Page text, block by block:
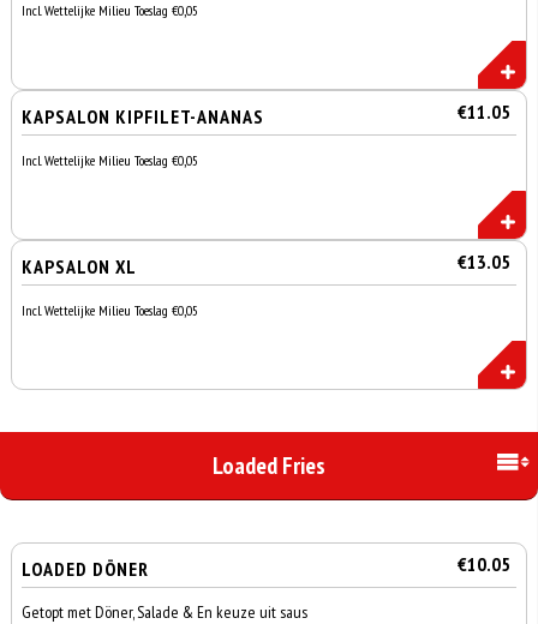
Incl. Wettelijke Milieu Toeslag €0,05
KAPSALON KIPFILET-ANANAS €11.05
Incl. Wettelijke Milieu Toeslag €0,05
KAPSALON XL €13.05
Incl. Wettelijke Milieu Toeslag €0,05
Loaded Fries
LOADED DÖNER €10.05
Getopt met Döner, Salade & En keuze uit saus